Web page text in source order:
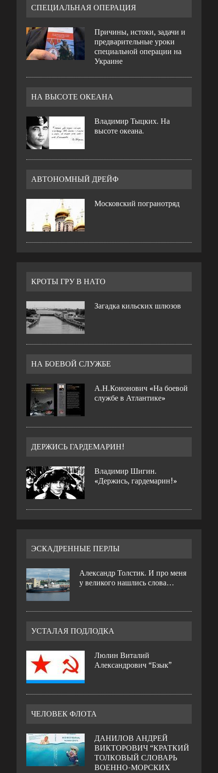
СПЕЦИАЛЬНАЯ ОПЕРАЦИЯ
Причины, истоки, задачи и
предварительные уроки
специальной операции на
Украине
НА ВЫСОТЕ ОКЕАНА
Владимир Тыцких. На
высоте океана.
АВТОНОМНЫЙ ДРЕЙФ
Московский погранотряд
КРОТЫ ГРУ В НАТО
Загадка кильских шлюзов
НА БОЕВОЙ СЛУЖБЕ
А.Н.Кононович «На боевой
службе в Атлантике»
ДЕРЖИСЬ ГАРДЕМАРИН!
Владимир Шигин.
«Держись, гардемарин!»
ЭСКАДРЕННЫЕ ПЕРЛЫ
Александр Толстик. И про меня
у великого нашлись слова…
УСТАЛАЯ ПОДЛОДКА
Люлин Виталий
Александрович “Бзык”
ЧЕЛОВЕК ФЛОТА
ДАНИЛОВ АНДРЕЙ
ВИКТОРОВИЧ “КРАТКИЙ
ТОЛКОВЫЙ СЛОВАРЬ
ВОЕННО-МОРСКИХ